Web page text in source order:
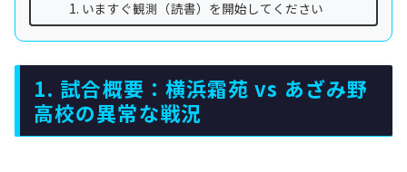
いますぐ観測（読書）を開始してください
1. 試合概要：横浜霜苑 vs あざみ野
高校の異常な戦況